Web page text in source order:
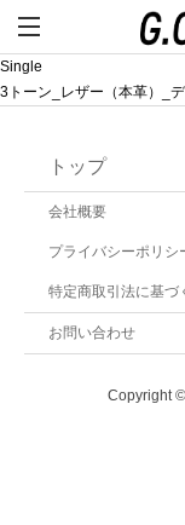
Single
3トーン_レザー（本革）_
トップ
会社概要
プライバシーポリシ
特定商取引法に基づ
お問い合わせ
Copyright